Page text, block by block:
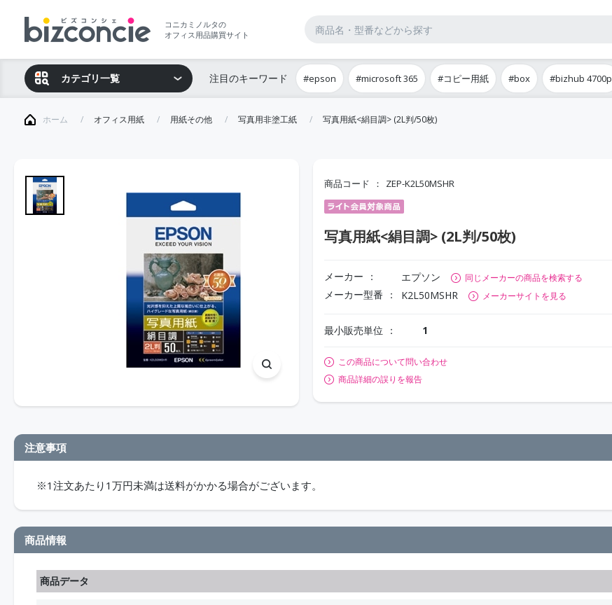
コニカミノルタの
オフィス用品購買サイト
カテゴリ一覧 注目のキーワード #epson #microsoft 365 #コピー用紙 #box #bizhub 4700p
ホーム オフィス用紙 用紙その他 写真用非塗工紙 写真用紙<絹目調> (2L判/50枚)
商品コード ZEP-K2L50MSHR
写真用紙<絹目調> (2L判/50枚)
メーカー エプソン 同じメーカーの商品を検索する
メーカー型番 K2L50MSHR メーカーサイトを見る
最小販売単位 1
この商品について問い合わせ
商品詳細の誤りを報告
注意事項
※1注文あたり1万円未満は送料がかかる場合がございます。
商品情報
商品データ